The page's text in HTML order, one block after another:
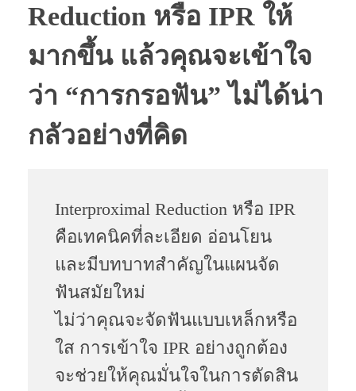
Reduction หรือ IPR ให้
มากขึ้น แล้วคุณจะเข้าใจ
ว่า “การกรอฟัน” ไม่ได้น่า
กลัวอย่างที่คิด
Interproximal Reduction หรือ IPR
คือเทคนิคที่ละเอียด อ่อนโยน
และมีบทบาทสำคัญในแผนจัด
ฟันสมัยใหม่
ไม่ว่าคุณจะจัดฟันแบบเหล็กหรือ
ใส การเข้าใจ IPR อย่างถูกต้อง
จะช่วยให้คุณมั่นใจในการตัดสิน